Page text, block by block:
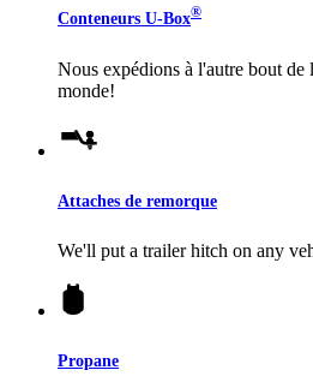
Conteneurs U-Box®
Nous expédions à l'autre bout
monde!
Attaches de remorque
We'll put a trailer hitch on any
Propane